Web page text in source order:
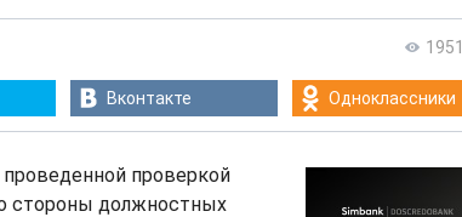
1951
Вконтакте Одноклассники
проверкой
стороны должностных